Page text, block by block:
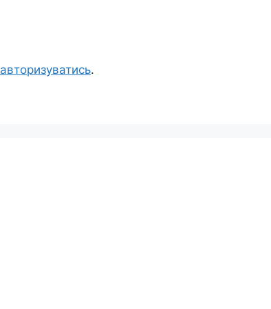
авторизуватись.